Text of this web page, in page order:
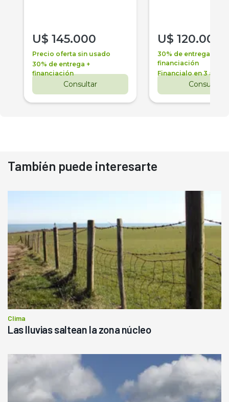
U$ 145.000
Precio oferta sin usado
30% de entrega +
financiación
Consultar
U$ 120.000
30% de entrega +
financiación
Financialo en 3 años
Consultar
También puede interesarte
Clima
Las lluvias saltean la zona núcleo